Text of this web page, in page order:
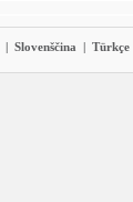
| Slovenščina | Türkçe